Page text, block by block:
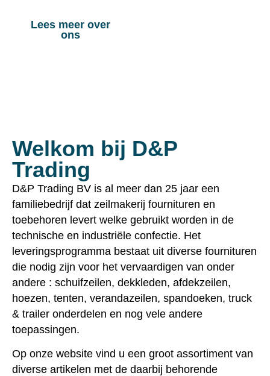
Lees meer over
ons
Welkom bij D&P
Trading
D&P Trading BV is al meer dan 25 jaar een
familiebedrijf dat zeilmakerij fournituren en
toebehoren levert welke gebruikt worden in de
technische en industriële confectie. Het
leveringsprogramma bestaat uit diverse fournituren
die nodig zijn voor het vervaardigen van onder
andere : schuifzeilen, dekkleden, afdekzeilen,
hoezen, tenten, verandazeilen, spandoeken, truck
& trailer onderdelen en nog vele andere
toepassingen.
Op onze website vind u een groot assortiment van
diverse artikelen met de daarbij behorende